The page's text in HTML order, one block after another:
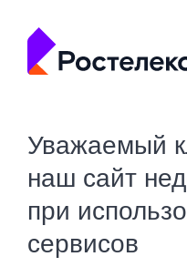
Уважаемый
наш сайт
при
сервисов